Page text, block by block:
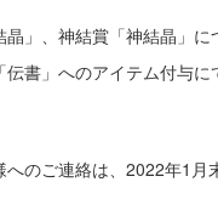
」、 神結賞「神結晶」に
書」へのアイテム付与に
のご連絡は、2022年1月